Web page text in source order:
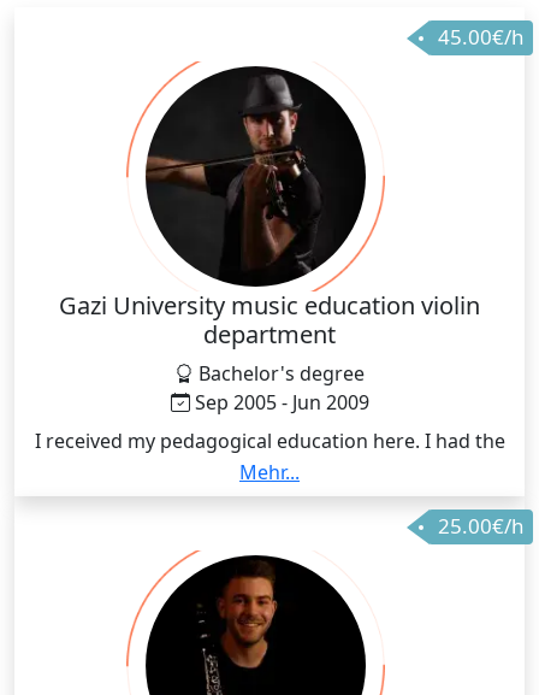
45.00€/h
Gazi University music education violin
department
Bachelor's degree
Sep 2005 - Jun 2009
I received my pedagogical education here. I had the
opportunity to take lessons from the most valuable
teachers of the country. I successfully completed
school in the violin branch. Working with great
teachers made me confident as a teacher.
Mehr...
25.00€/h